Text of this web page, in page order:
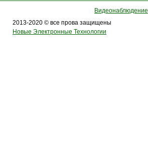
Видеонаблюдение
2013-2020 © все прова защищены
Новые Электронные Технологии